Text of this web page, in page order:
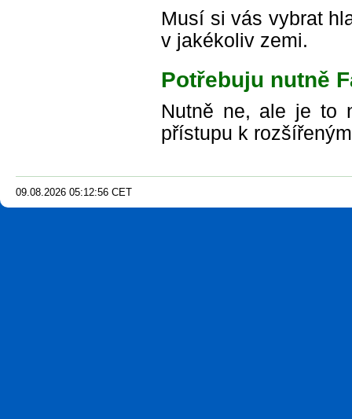
Musí si vás vybrat
v jakékoliv zemi.
Potřebuju nutně
Nutně ne, ale je to
přístupu k
09.08.2026 05:12:58 CET